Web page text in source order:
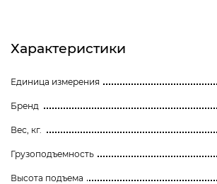
Характеристики
Единица измерения
Бренд
Вес, кг.
Грузоподъемность
Высота подъема